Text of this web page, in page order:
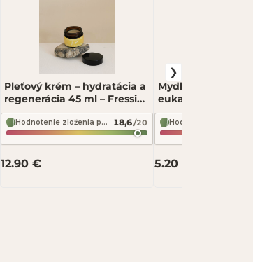
Pleťový krém – hydratácia a
regenerácia 45 ml – Fressia
Elixír krásy
Hodnotenie zloženia podľa INCI Beauty 18,6/20
12.90 €
Mydlo – bahno a
eukalyptus,
pokožky 90 g –
5.20 €